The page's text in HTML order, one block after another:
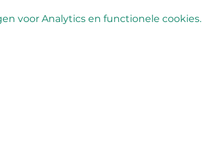
voor Analytics en functionele cookies.